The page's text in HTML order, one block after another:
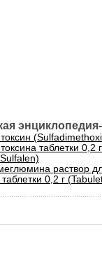
таблетки 0,2
раствор
0,2 г